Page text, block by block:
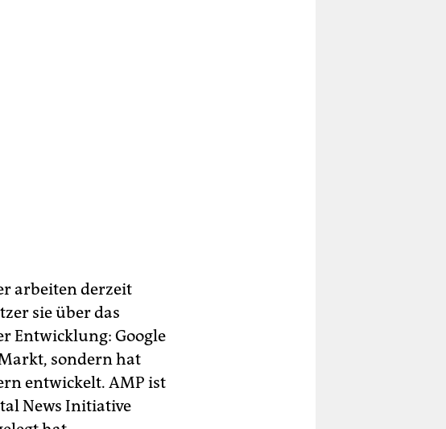
arbeiten derzeit
sie über das
Entwicklung: Google
sondern hat
entwickelt. AMP ist
News Initiative